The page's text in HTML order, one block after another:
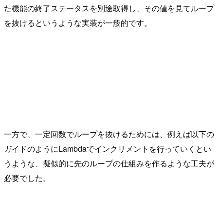
た機能の終了ステータスを別途取得し、その値を見てループ
を抜けるというような実装が一般的です。
一方で、一定回数でループを抜けるためには、例えば以下の
ガイドのようにLambdaでインクリメントを行っていくとい
うような、擬似的に先のループの仕組みを作るような工夫が
必要でした。